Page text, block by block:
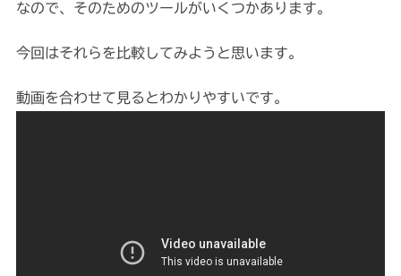
なので、そのためのツールがいくつかあります。
今回はそれらを比較してみようと思います。
動画を合わせて見るとわかりやすいです。